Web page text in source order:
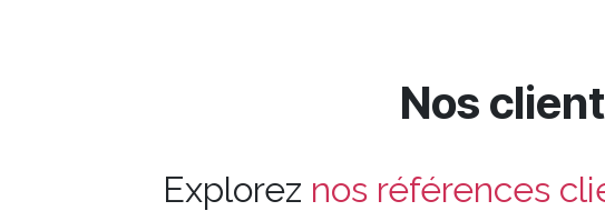
Nos
Explorez nos références